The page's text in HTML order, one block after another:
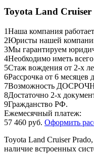
Toyota Land Cruiser
1Наша компания
2Юристы нашей
3Мы гарантируем
4Необходимо иметь
5Стаж вождения от 2-х
6Рассрочка от 6 месяцев
7Возможность
8Достаточно 2-х
9Гражданство РФ.
Ежемесячный платеж:
57 460 руб. Оформить
Toyota Land Cruiser
наличие встроенных